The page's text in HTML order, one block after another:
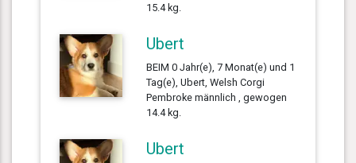
15.4 kg.
Ubert
BEIM 0 Jahr(e), 7 Monat(e) und 1
Tag(e), Ubert, Welsh Corgi
Pembroke männlich , gewogen
14.4 kg.
Ubert